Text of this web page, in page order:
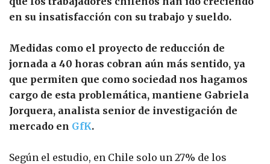
en su insatisfacción con su trabajo y sueldo.
Medidas como el proyecto de reducción de
jornada a 40 horas cobran aún más sentido, ya
que permiten que como sociedad nos hagamos
cargo de esta problemática, mantiene Gabriela
Jorquera, analista senior de investigación de
mercado en GfK.
Según el estudio, en Chile solo un 27% de los